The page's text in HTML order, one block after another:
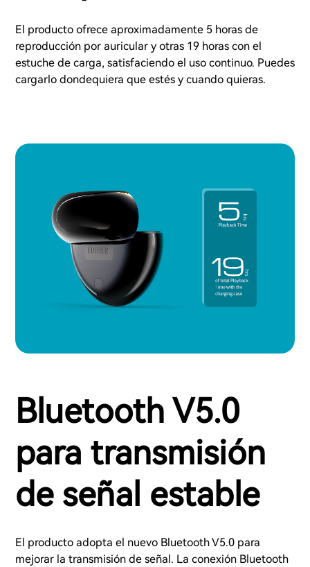
El producto ofrece aproximadamente 5 horas de
reproducción por auricular y otras 19 horas con el
estuche de carga, satisfaciendo el uso continuo. Puedes
cargarlo dondequiera que estés y cuando quieras.
Bluetooth V5.0
para transmisión
de señal estable
El producto adopta el nuevo Bluetooth V5.0 para
mejorar la transmisión de señal. La conexión Bluetooth